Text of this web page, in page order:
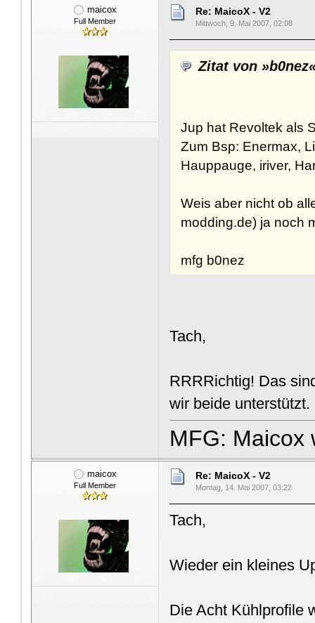
maicox
Full Member
Re: MaicoX - V2
Mittwoch, 9. Mai 2007, 02:08
Zitat von
Jup hat Revoltek als
Zum Bsp: Enermax,
Hauppauge, iriver,
Weis aber nicht ob
modding.de) ja noch
mfg b0nez
Tach,
RRRRichtig! Das
wir beide unterstützt.
MFG: Maicox
maicox
Full Member
Re: MaicoX - V2
Montag, 14. Mai 2007, 03:22
Tach,
Wieder ein kleines
Die Acht Kühlprofile